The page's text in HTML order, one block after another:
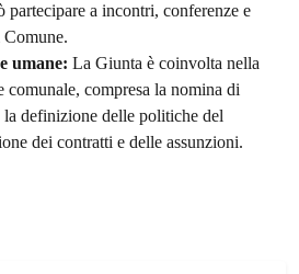
a incontri, conferenze e
umane: La Giunta è coinvolta nella
comunale, compresa la nomina di
definizione delle politiche del
dei contratti e delle assunzioni.